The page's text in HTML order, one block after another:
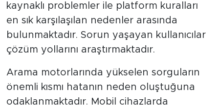
kaynaklı problemler ile platform kuralları
en sık karşılaşılan nedenler arasında
bulunmaktadır. Sorun yaşayan kullanıcılar
çözüm yollarını araştırmaktadır.
Arama motorlarında yükselen sorguların
önemli kısmı hatanın neden oluştuğuna
odaklanmaktadır. Mobil cihazlarda